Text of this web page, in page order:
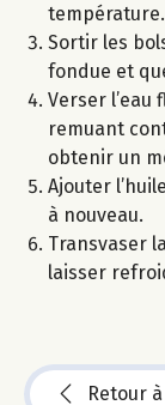
température.
Sortir les
fondue et
Verser l’eau
remuant
obtenir un
Ajouter
à nouveau.
Transvaser
laisser
Retour